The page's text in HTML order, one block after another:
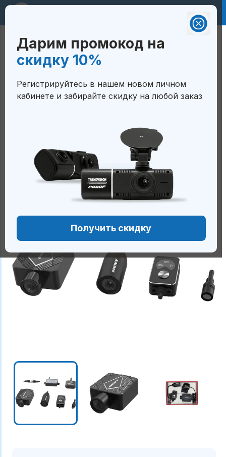
RUB 🇷🇺
Валюта на сайте:
Белорусский рубль — BYN
🇧🇾
Сум — UZS 🇺🇿
Дарим промокод на
скидку 10%
Регистрируйтесь в нашем новом личном
кабинете и забирайте скидку на любой заказ
Получить скидку
ГЛАВНАЯ / МОТОРЕГИСТРАТОРЫ
TRENDVISION INNOVV K5
Ожидается поступление